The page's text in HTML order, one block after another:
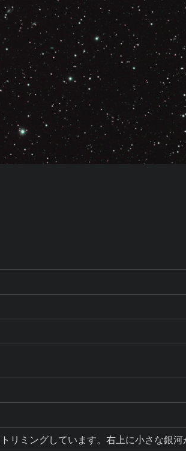
リミングしています。右上に小さな銀河